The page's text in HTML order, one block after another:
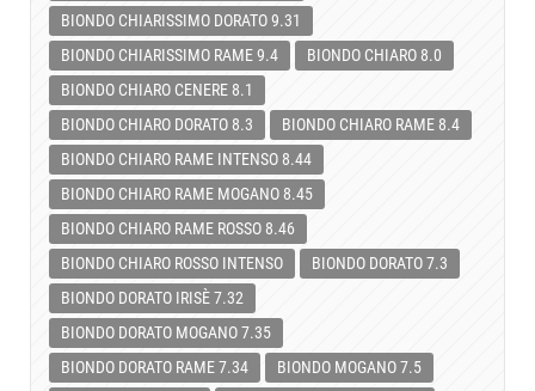
BIONDO CHIARISSIMO DORATO 9.31
BIONDO CHIARISSIMO RAME 9.4
BIONDO CHIARO 8.0
BIONDO CHIARO CENERE 8.1
BIONDO CHIARO DORATO 8.3
BIONDO CHIARO RAME 8.4
BIONDO CHIARO RAME INTENSO 8.44
BIONDO CHIARO RAME MOGANO 8.45
BIONDO CHIARO RAME ROSSO 8.46
BIONDO CHIARO ROSSO INTENSO
BIONDO DORATO 7.3
BIONDO DORATO IRISÈ 7.32
BIONDO DORATO MOGANO 7.35
BIONDO DORATO RAME 7.34
BIONDO MOGANO 7.5